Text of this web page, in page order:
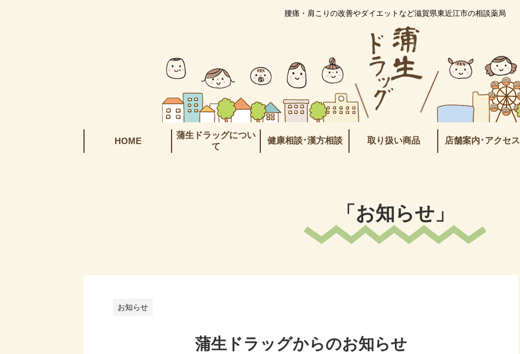
腰痛・肩こりの改善やダイエットなど滋賀県東近江市の相談薬局
HOME
蒲生ドラッグについ
て
健康相談･漢方相談 取り扱い商品 店舗案内･アクセス
「 お知らせ 」
お知らせ
蒲生ドラッグからのお知らせ